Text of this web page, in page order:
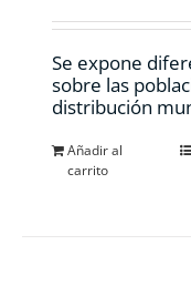
Se expone
sobre las
distribución
Añadir al
carrito